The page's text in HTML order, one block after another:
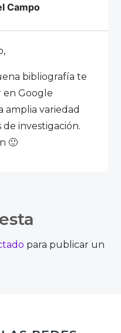
Campo
bibliografía te
en Google
amplia variedad
investigación.
🙂
para publicar un